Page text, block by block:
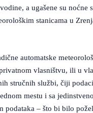
a ugašene su noćne
stanicama u
automatske
vlasništvu, ili u
stručnih službi, čiji
mestu i sa
podataka – što bi bilo